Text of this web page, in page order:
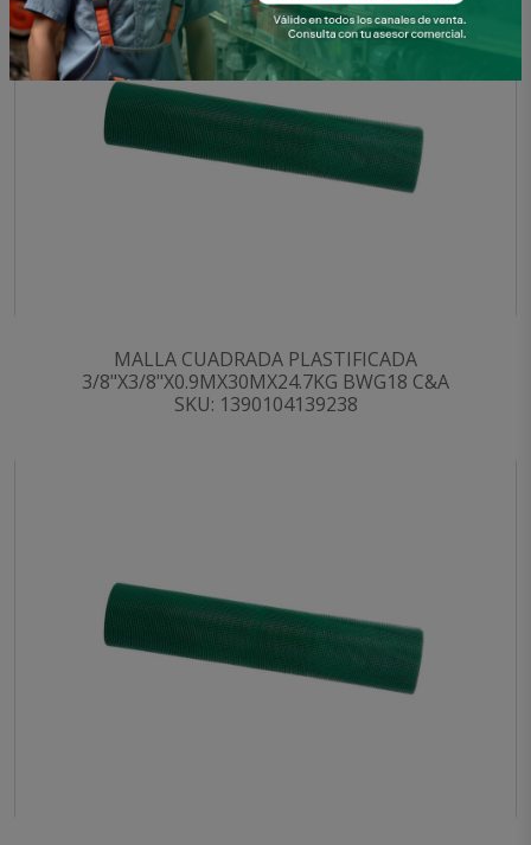
MALLA CUADRADA PLASTIFICADA
3/8"X3/8"X0.9MX30MX24.7KG BWG18 C&A
SKU: 1390104139238